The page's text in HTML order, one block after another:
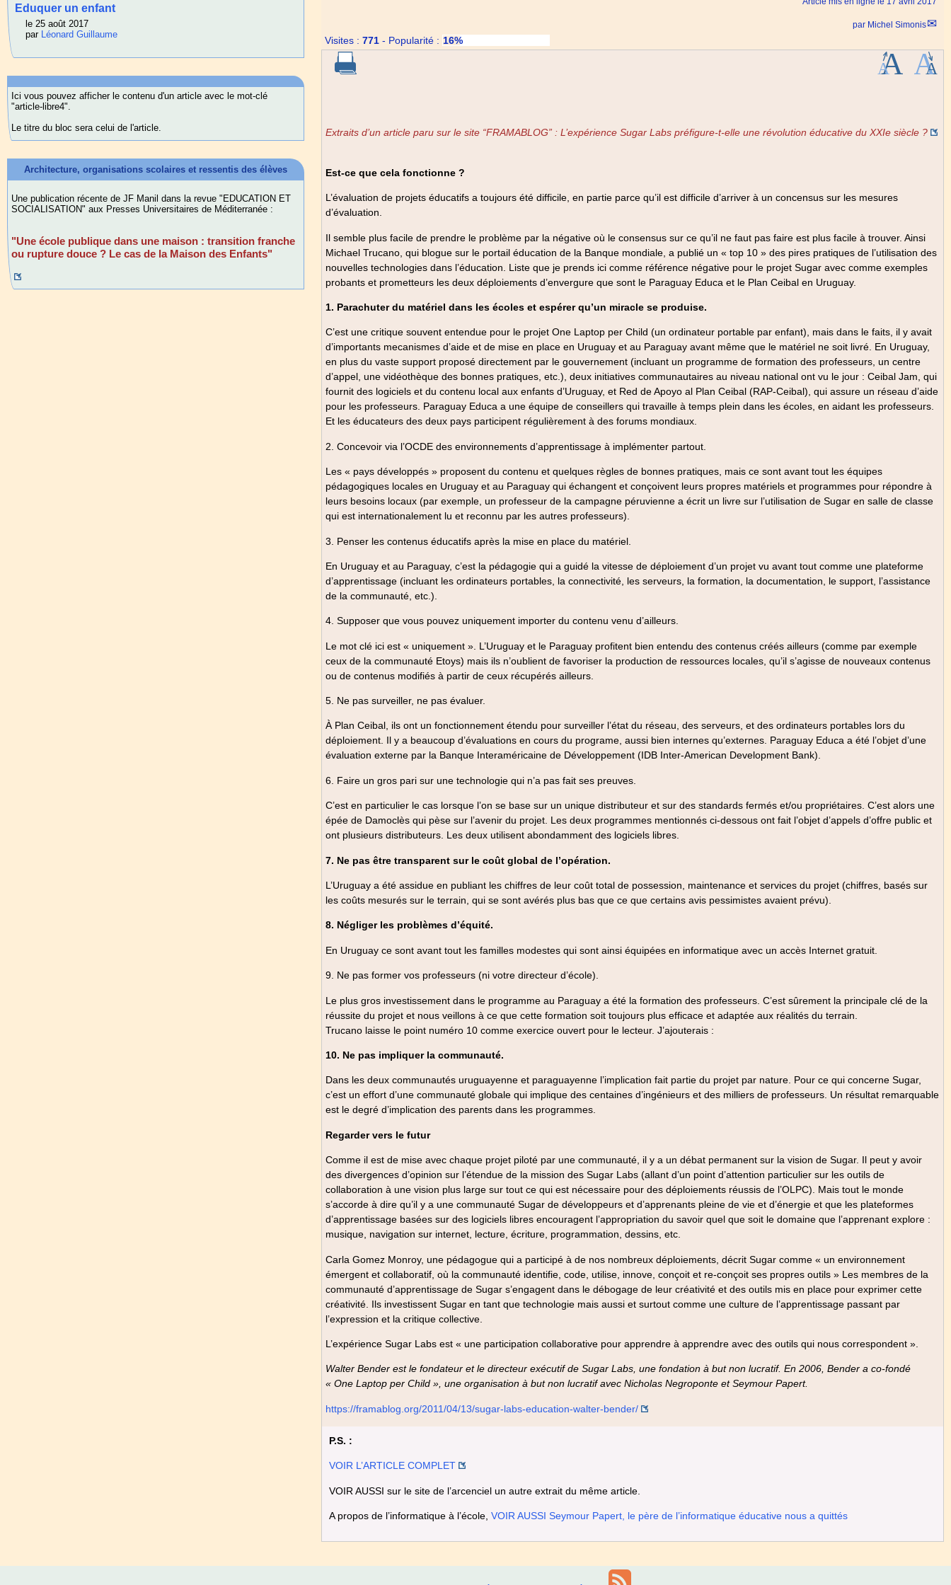
par Michel Simonis
Visites : 771- Popularité : 16%
Extraits d’un article paru sur le site “FRAMABLOG” : L’expérience Sugar Labs préfigure-t-elle une révolution éducative du XXIe siècle ?
Est-ce que cela fonctionne ?
L’évaluation de projets éducatifs a toujours été difficile, en partie parce qu’il est difficile d’arriver à un concensus sur les mesures
d’évaluation.
Il semble plus facile de prendre le problème par la négative où le consensus sur ce qu’il ne faut pas faire est plus facile à trouver. Ainsi
Michael Trucano, qui blogue sur le portail éducation de la Banque mondiale, a publié un « top 10 » des pires pratiques de l’utilisation des
nouvelles technologies dans l’éducation. Liste que je prends ici comme référence négative pour le projet Sugar avec comme exemples
probants et prometteurs les deux déploiements d’envergure que sont le Paraguay Educa et le Plan Ceibal en Uruguay.
1. Parachuter du matériel dans les écoles et espérer qu’un miracle se produise.
C’est une critique souvent entendue pour le projet One Laptop per Child (un ordinateur portable par enfant), mais dans le faits, il y avait
d’importants mecanismes d’aide et de mise en place en Uruguay et au Paraguay avant même que le matériel ne soit livré. En Uruguay,
en plus du vaste support proposé directement par le gouvernement (incluant un programme de formation des professeurs, un centre
d’appel, une vidéothèque des bonnes pratiques, etc.), deux initiatives communautaires au niveau national ont vu le jour : Ceibal Jam, qui
fournit des logiciels et du contenu local aux enfants d’Uruguay, et Red de Apoyo al Plan Ceibal (RAP-Ceibal), qui assure un réseau d’aide
pour les professeurs. Paraguay Educa a une équipe de conseillers qui travaille à temps plein dans les écoles, en aidant les professeurs.
Et les éducateurs des deux pays participent régulièrement à des forums mondiaux.
2. Concevoir via l’OCDE des environnements d’apprentissage à implémenter partout.
Les « pays développés » proposent du contenu et quelques règles de bonnes pratiques, mais ce sont avant tout les équipes
pédagogiques locales en Uruguay et au Paraguay qui échangent et conçoivent leurs propres matériels et programmes pour répondre à
leurs besoins locaux (par exemple, un professeur de la campagne péruvienne a écrit un livre sur l’utilisation de Sugar en salle de classe
qui est internationalement lu et reconnu par les autres professeurs).
3. Penser les contenus éducatifs après la mise en place du matériel.
En Uruguay et au Paraguay, c’est la pédagogie qui a guidé la vitesse de déploiement d’un projet vu avant tout comme une plateforme
d’apprentissage (incluant les ordinateurs portables, la connectivité, les serveurs, la formation, la documentation, le support, l’assistance
de la communauté, etc.).
4. Supposer que vous pouvez uniquement importer du contenu venu d’ailleurs.
Le mot clé ici est « uniquement ». L’Uruguay et le Paraguay profitent bien entendu des contenus créés ailleurs (comme par exemple
ceux de la communauté Etoys) mais ils n’oublient de favoriser la production de ressources locales, qu’il s’agisse de nouveaux contenus
ou de contenus modifiés à partir de ceux récupérés ailleurs.
5. Ne pas surveiller, ne pas évaluer.
À Plan Ceibal, ils ont un fonctionnement étendu pour surveiller l’état du réseau, des serveurs, et des ordinateurs portables lors du
déploiement. Il y a beaucoup d’évaluations en cours du programe, aussi bien internes qu’externes. Paraguay Educa a été l’objet d’une
évaluation externe par la Banque Interaméricaine de Développement (IDB Inter-American Development Bank).
6. Faire un gros pari sur une technologie qui n’a pas fait ses preuves.
C’est en particulier le cas lorsque l’on se base sur un unique distributeur et sur des standards fermés et/ou propriétaires. C’est alors une
épée de Damoclès qui pèse sur l’avenir du projet. Les deux programmes mentionnés ci-dessous ont fait l’objet d’appels d’offre public et
ont plusieurs distributeurs. Les deux utilisent abondamment des logiciels libres.
7. Ne pas être transparent sur le coût global de l’opération.
L’Uruguay a été assidue en publiant les chiffres de leur coût total de possession, maintenance et services du projet (chiffres, basés sur
les coûts mesurés sur le terrain, qui se sont avérés plus bas que ce que certains avis pessimistes avaient prévu).
8. Négliger les problèmes d’équité.
En Uruguay ce sont avant tout les familles modestes qui sont ainsi équipées en informatique avec un accès Internet gratuit.
9. Ne pas former vos professeurs (ni votre directeur d’école).
Le plus gros investissement dans le programme au Paraguay a été la formation des professeurs. C’est sûrement la principale clé de la
réussite du projet et nous veillons à ce que cette formation soit toujours plus efficace et adaptée aux réalités du terrain.
Trucano laisse le point numéro 10 comme exercice ouvert pour le lecteur. J’ajouterais :
10. Ne pas impliquer la communauté.
Dans les deux communautés uruguayenne et paraguayenne l’implication fait partie du projet par nature. Pour ce qui concerne Sugar,
c’est un effort d’une communauté globale qui implique des centaines d’ingénieurs et des milliers de professeurs. Un résultat remarquable
est le degré d’implication des parents dans les programmes.
Regarder vers le futur
Comme il est de mise avec chaque projet piloté par une communauté, il y a un débat permanent sur la vision de Sugar. Il peut y avoir
des divergences d’opinion sur l’étendue de la mission des Sugar Labs (allant d’un point d’attention particulier sur les outils de
collaboration à une vision plus large sur tout ce qui est nécessaire pour des déploiements réussis de l’OLPC). Mais tout le monde
s’accorde à dire qu’il y a une communauté Sugar de développeurs et d’apprenants pleine de vie et d’énergie et que les plateformes
d’apprentissage basées sur des logiciels libres encouragent l’appropriation du savoir quel que soit le domaine que l’apprenant explore :
musique, navigation sur internet, lecture, écriture, programmation, dessins, etc.
Carla Gomez Monroy, une pédagogue qui a participé à de nos nombreux déploiements, décrit Sugar comme « un environnement
émergent et collaboratif, où la communauté identifie, code, utilise, innove, conçoit et re-conçoit ses propres outils » Les membres de la
communauté d’apprentissage de Sugar s’engagent dans le débogage de leur créativité et des outils mis en place pour exprimer cette
créativité. Ils investissent Sugar en tant que technologie mais aussi et surtout comme une culture de l’apprentissage passant par
l’expression et la critique collective.
L’expérience Sugar Labs est « une participation collaborative pour apprendre à apprendre avec des outils qui nous correspondent ».
Walter Bender est le fondateur et le directeur exécutif de Sugar Labs, une fondation à but non lucratif. En 2006, Bender a co-fondé
« One Laptop per Child », une organisation à but non lucratif avec Nicholas Negroponte et Seymour Papert.
https://framablog.org/2011/04/13/sugar-labs-education-walter-bender/
P.S. :
VOIR L’ARTICLE COMPLET
VOIR AUSSI sur le site de l’arcenciel un autre extrait du même article.
A propos de l’informatique à l’école, VOIR AUSSI Seymour Papert, le père de l’informatique éducative nous a quittés
Eduquer un enfant
le 25 août 2017
par Léonard Guillaume
Ici vous pouvez afficher le contenu d'un article avec le mot-clé
"article-libre4".
Le titre du bloc sera celui de l'article.
Architecture, organisations scolaires et ressentis des élèves
Une publication récente de JF Manil dans la revue "EDUCATION ET
SOCIALISATION" aux Presses Universitaires de Méditerranée :
"Une école publique dans une maison : transition franche
ou rupture douce ? Le cas de la Maison des Enfants"